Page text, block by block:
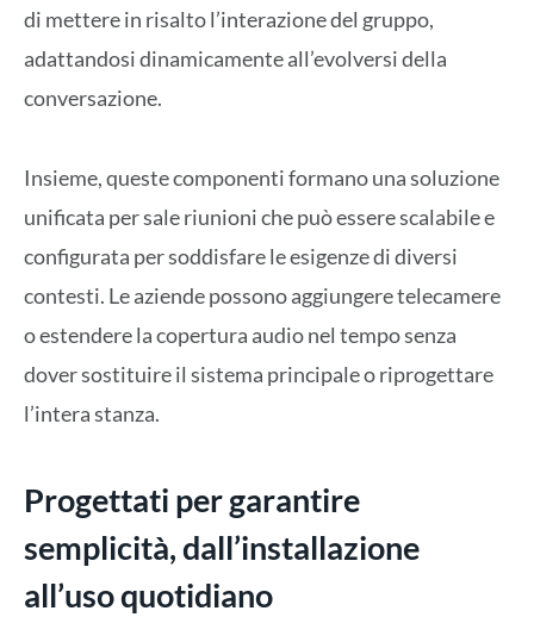
di mettere in risalto l’interazione del gruppo,
adattandosi dinamicamente all’evolversi della
conversazione.
Insieme, queste componenti formano una soluzione
unificata per sale riunioni che può essere scalabile e
configurata per soddisfare le esigenze di diversi
contesti. Le aziende possono aggiungere telecamere
o estendere la copertura audio nel tempo senza
dover sostituire il sistema principale o riprogettare
l’intera stanza.
Progettati per garantire
semplicità, dall’installazione
all’uso quotidiano